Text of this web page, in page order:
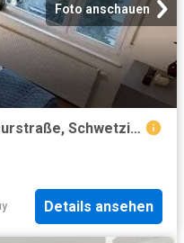
Foto anschauen
1 Zimmer Wohnung in Traitteurstraße, Schwetzingerstadt
Details ansehen